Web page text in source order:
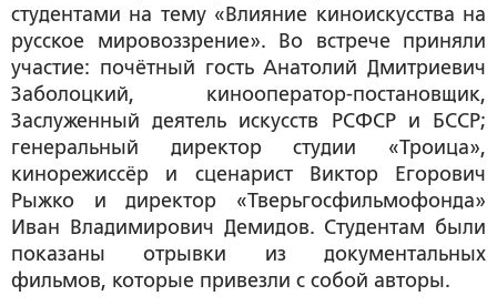
студентами на тему «Влияние киноискусства на
русское мировоззрение». Во встрече приняли
участие: почётный гостьАнатолий Дмитриевич
Заболоцкий, кинооператор-постановщик,
Заслуженный деятель искусств РСФСР и БССР;
генеральный директор студии «Троица»,
кинорежиссёр и сценарист
Виктор Егорович
Рыжко и директор «Тверьгосфильмофонда»
Иван Владимирович Демидов. Студентам были
показаны отрывки из документальных
фильмов, которые привезли с собой авторы.